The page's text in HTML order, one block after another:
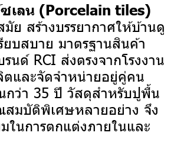
ซเลน (Porcelain tiles)
ย สร้างบรรยากาศให้บ้านดู
ยบสบาย มาตรฐานสินค้า
นด์ RCI ส่งตรงจากโรงงาน
ตและจัดจำหน่ายอยู่คู่คน
กว่า 35 ปี วัสดุสำหรับปูพื้น
มบัติพิเศษหลายอย่าง จึง
ในการตกแต่งภายในและ